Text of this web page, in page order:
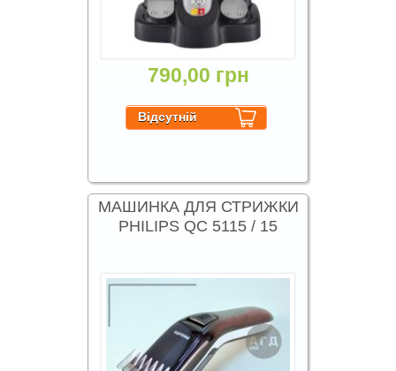
790,00 грн
МАШИНКА ДЛЯ СТРИЖКИ
PHILIPS QC 5115 / 15